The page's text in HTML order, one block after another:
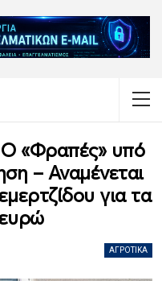
«Φραπές» υπό
– Αναμένεται
για τα
ΑΓΡΟΤΙΚΆ